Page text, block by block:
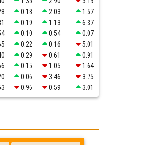
0.18 2.03
1.57
0.19 1.13
6.37
0.10 0.54
0.07
0.22 0.16
5.01
0.29 0.61
0.91
0.15 1.05
1.64
0.06 3.46
3.75
0.96 0.59 3.01